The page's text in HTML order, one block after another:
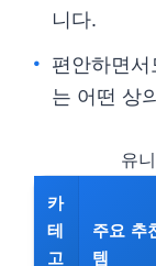
니다.
편안하면
는 어떤 상
유
카
테
고
주요 추
템